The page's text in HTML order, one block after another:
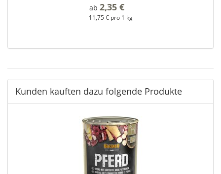
ab 2,35 €
11,75 € pro 1 kg
Kunden kauften dazu folgende Produkte